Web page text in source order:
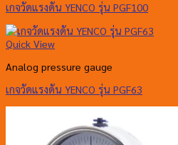
เกจวัดแรงดัน YENCO รุ่น PGF100
Quick View
Analog pressure gauge
เกจวัดแรงดัน YENCO รุ่น PGF63